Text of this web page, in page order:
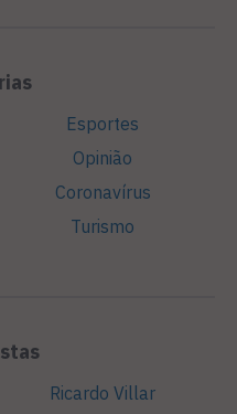
Esportes
Opinião
Coronavírus
Turismo
Ricardo Villar